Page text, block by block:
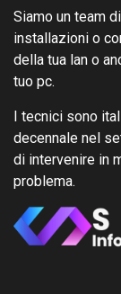
Siamo un team
installazioni o
della tua lan o
tuo pc.
I tecnici sono
decennale nel
di intervenire in
problema.